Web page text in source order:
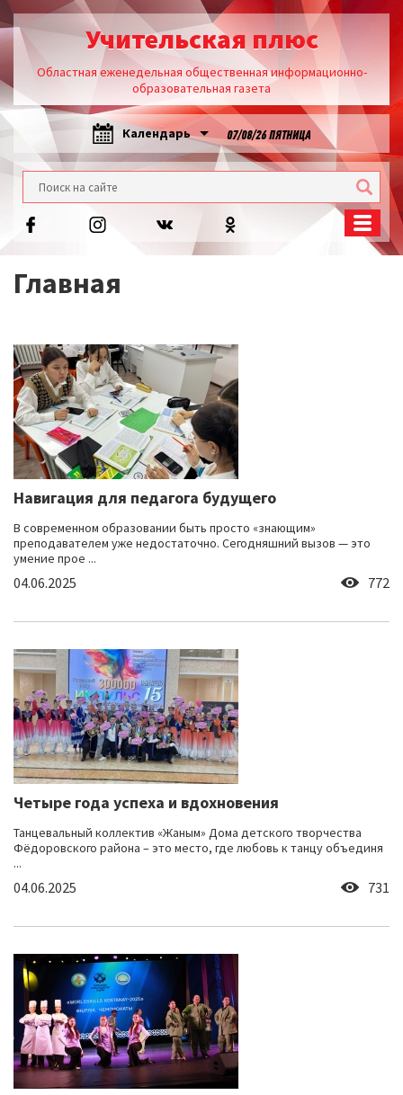
Учительская плюс
Областная еженедельная общественная информационно-
образовательная газета
Календарь 07/08/26 ПЯТНИЦА
Главная
Навигация для педагога будущего
В современном образовании быть просто «знающим»
преподавателем уже недостаточно. Сегодняшний вызов — это
умение прое ...
04.06.2025 772
Четыре года успеха и вдохновения
Танцевальный коллектив «Жаным» Дома детского творчества
Фёдоровского района – это место, где любовь к танцу объединя
...
04.06.2025 731